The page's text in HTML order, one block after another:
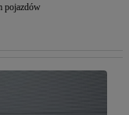
pojazdów